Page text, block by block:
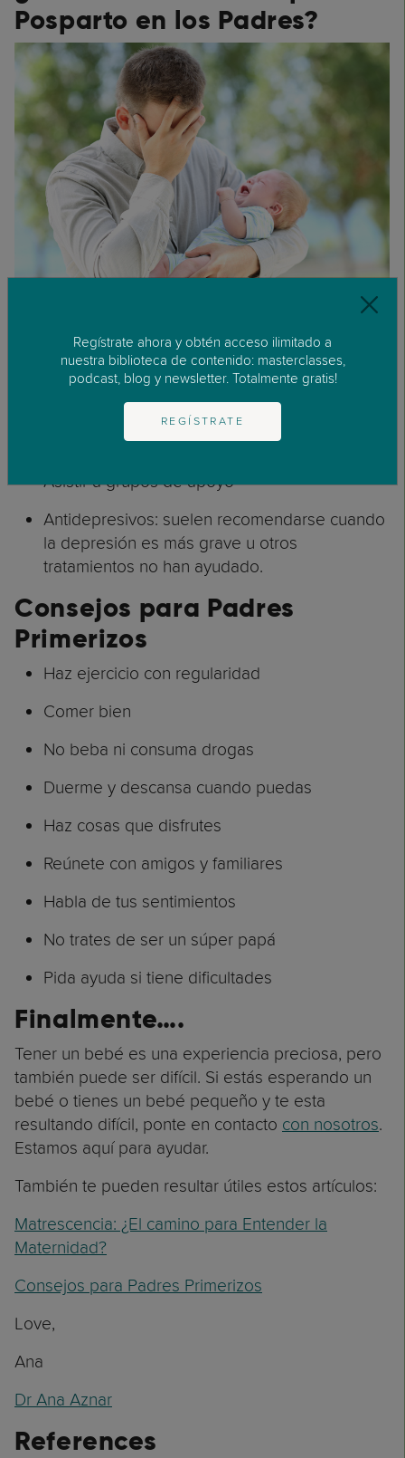
Posparto en los Padres?
Dependiendo de la gravedad de los síntomas, el
tratamiento puede incluir:
Terapia de conversación, como la terapia
cognitivo-conductual (TCC)
Terapia de pareja
Asistir a grupos de apoyo
Antidepresivos: suelen recomendarse cuando
la depresión es más grave u otros
tratamientos no han ayudado.
Consejos para Padres
Primerizos
Haz ejercicio con regularidad
Comer bien
No beba ni consuma drogas
Duerme y descansa cuando puedas
Haz cosas que disfrutes
Reúnete con amigos y familiares
Habla de tus sentimientos
No trates de ser un súper papá
Pida ayuda si tiene dificultades
Finalmente….
Tener un bebé es una experiencia preciosa, pero
también puede ser difícil. Si estás esperando un
bebé o tienes un bebé pequeño y te esta
resultando difícil, ponte en contacto con nosotros.
Estamos aquí para ayudar.
También te pueden resultar útiles estos artículos:
Matrescencia: ¿El camino para Entender la
Maternidad?
Consejos para Padres Primerizos
Love,
Ana
Dr Ana Aznar
References
Regístrate ahora y obtén acceso ilimitado a
nuestra biblioteca de contenido: masterclasses,
podcast, blog y newsletter. Totalmente gratis!
REGÍSTRATE